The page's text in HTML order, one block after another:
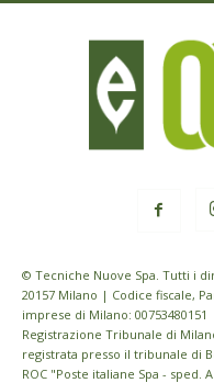
© Tecniche Nuove Spa. Tutti i
20157 Milano | Codice fiscale,
imprese di Milano: 00753480151
Registrazione Tribunale di
registrata presso il tribunale di
ROC "Poste italiane Spa - sped.